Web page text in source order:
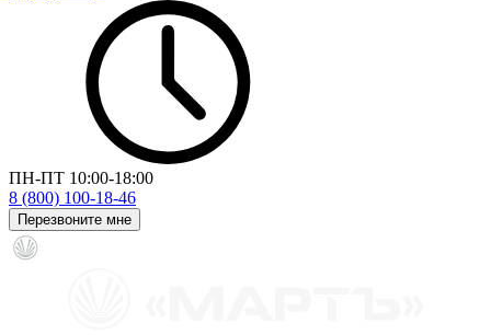
ПН-ПТ 10:00-18:00
8 (800) 100-18-46
Перезвоните мне